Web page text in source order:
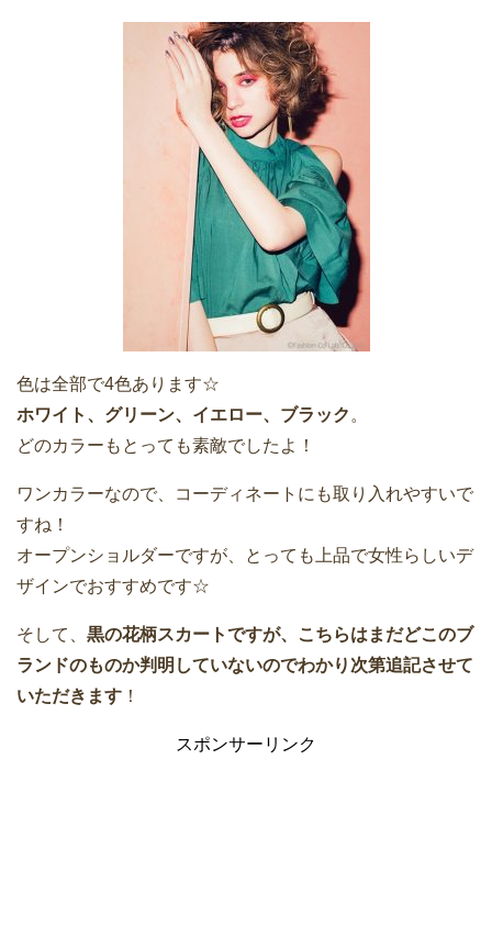
色は全部で4色あります☆
ホワイト、グリーン、イエロー、ブラック 。
どのカラーもとっても素敵でしたよ！
ワンカラーなので、コーディネートにも取り入れやすいで
すね！
オープンショルダーですが、とっても上品で女性らしいデ
ザインでおすすめです☆
そして、 黒の花柄スカートですが、こちらはまだどこのブ
ランドのものか判明していないのでわかり次第追記させて
いただきます ！
スポンサーリンク